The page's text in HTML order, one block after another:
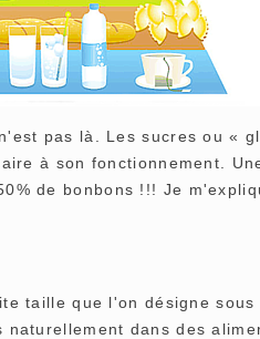
pas là. Les sucres ou «
à son fonctionnement.
de bonbons !!! Je
taille que l'on désigne sous
dans des